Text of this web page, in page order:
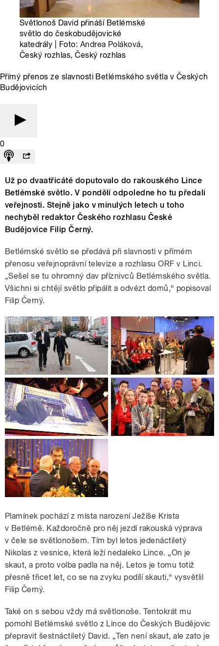
Světlonoš David přináší Betlémské
světlo do českobudějovické
katedrály | Foto: Andrea Poláková,
Český rozhlas, Český rozhlas
Přímý přenos ze slavnosti Betlémského světla v Českých
Budějovicích
0
Už po dvaatřicáté doputovalo do rakouského Lince
Betlémské světlo. V pondělí odpoledne ho tu předali
veřejnosti. Stejně jako v minulých letech u toho
nechyběl redaktor Českého rozhlasu České
Budějovice Filip Černý.
Betlémské světlo se předává při slavnosti v přímém
přenosu veřejnoprávní televize a rozhlasu ORF v Linci.
„Sešel se tu ohromný dav příznivců Betlémského světla.
Všichni si chtějí světlo připálit a odvézt domů,“ popisoval
Filip Černý.
Plamínek pochází z místa narození Ježíše Krista
v Betlémě. Každoročně pro něj jezdí rakouská výprava
v čele se světlonošem. Tím byl letos jedenáctiletý
Nikolas z vesnice, která leží nedaleko Lince. „On je
skaut, a proto volba padla na něj. Letos je tomu totiž
přesně třicet let, co se na zvyku podílí skauti,“ vysvětlil
Filip Černý.
Také on s sebou vždy má světlonoše. Tentokrát mu
pomohl Betlémské světlo z Lince do Českých Budějovic
přepravit šestnáctiletý David. „Ten není skaut, ale zato je